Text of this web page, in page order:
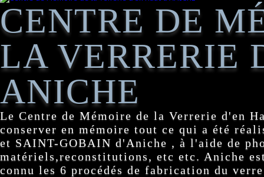
CENTRE DE
LA VERRERIE
ANICHE
Le Centre de Mémoire de la Verrerie d'en
conserver en mémoire tout ce qui a été
et SAINT-GOBAIN d'Aniche , à l'aide de
matériels,reconstitutions, etc etc. Aniche
connu les 6 procédés de fabrication du